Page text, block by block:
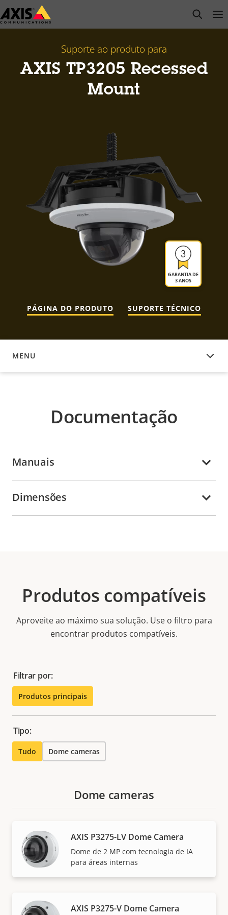
Pular
para
open
Suporte ao produto para
AXIS TP3205 Recessed
Mount
GARANTIA DE
3 ANOS
PÁGINA DO PRODUTO SUPORTE TÉCNICO
MENU
DOCUMENTAÇÃO
Documentação
Manuais
Dimensões
Produtos compatíveis
Aproveite ao máximo sua solução. Use o filtro para
encontrar produtos compatíveis.
Filtrar por:
Produtos principais
Tipo:
Tudo Dome cameras
Dome cameras
AXIS P3275-LV Dome Camera
Dome de 2 MP com tecnologia de IA
para áreas internas
AXIS P3275-V Dome Camera